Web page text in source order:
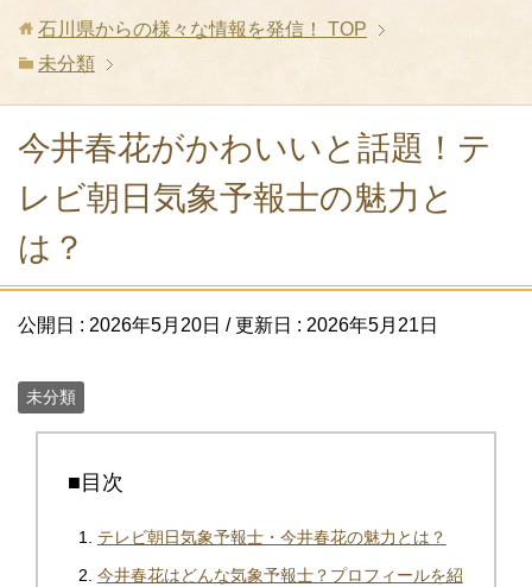
石川県からの様々な情報を発信！
TOP
未分類
今井春花がかわいいと話題！テ
レビ朝日気象予報士の魅力と
は？
公開日 : 2026年5月20日 / 更新日 : 2026年5月21日
未分類
■目次
テレビ朝日気象予報士・今井春花の魅力とは？
今井春花はどんな気象予報士？プロフィールを紹